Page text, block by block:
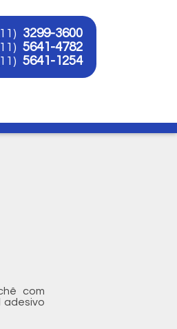
3299-3600
5641-4782
5641-1254
com
adesivo